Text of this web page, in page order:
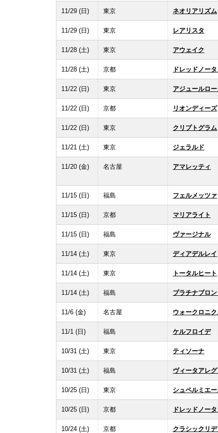
11/29 (日) 東京 ネオリアリズム
11/29 (日) 東京 レアリスタ
11/28 (土) 東京 アウェイク
11/28 (土) 京都 ドレッドノー
11/22 (日) 東京 アジュールロ
11/22 (日) 京都 リオンディーズ
11/22 (日) 東京 クリプトグラム
11/21 (土) 東京 ジェラルド
11/20 (金) 名古屋 アマレッティ
11/15 (日) 福島 フェルメッツァ
11/15 (日) 京都 マリアライト
11/15 (日) 福島 ヴァージナル
11/14 (土) 東京 ディアデルレイ
11/14 (土) 東京 トータルヒート
11/14 (土) 福島 プラチナブロ
11/6 (金) 名古屋 ウォークロニ
11/1 (日) 福島 ケルフロイデ
10/31 (土) 東京 ティソーナ
10/31 (土) 福島 ヴィータアレ
10/25 (日) 東京 シュペルミエ
10/25 (日) 京都 ドレッドノー
10/24 (土) 京都 クラシックリ